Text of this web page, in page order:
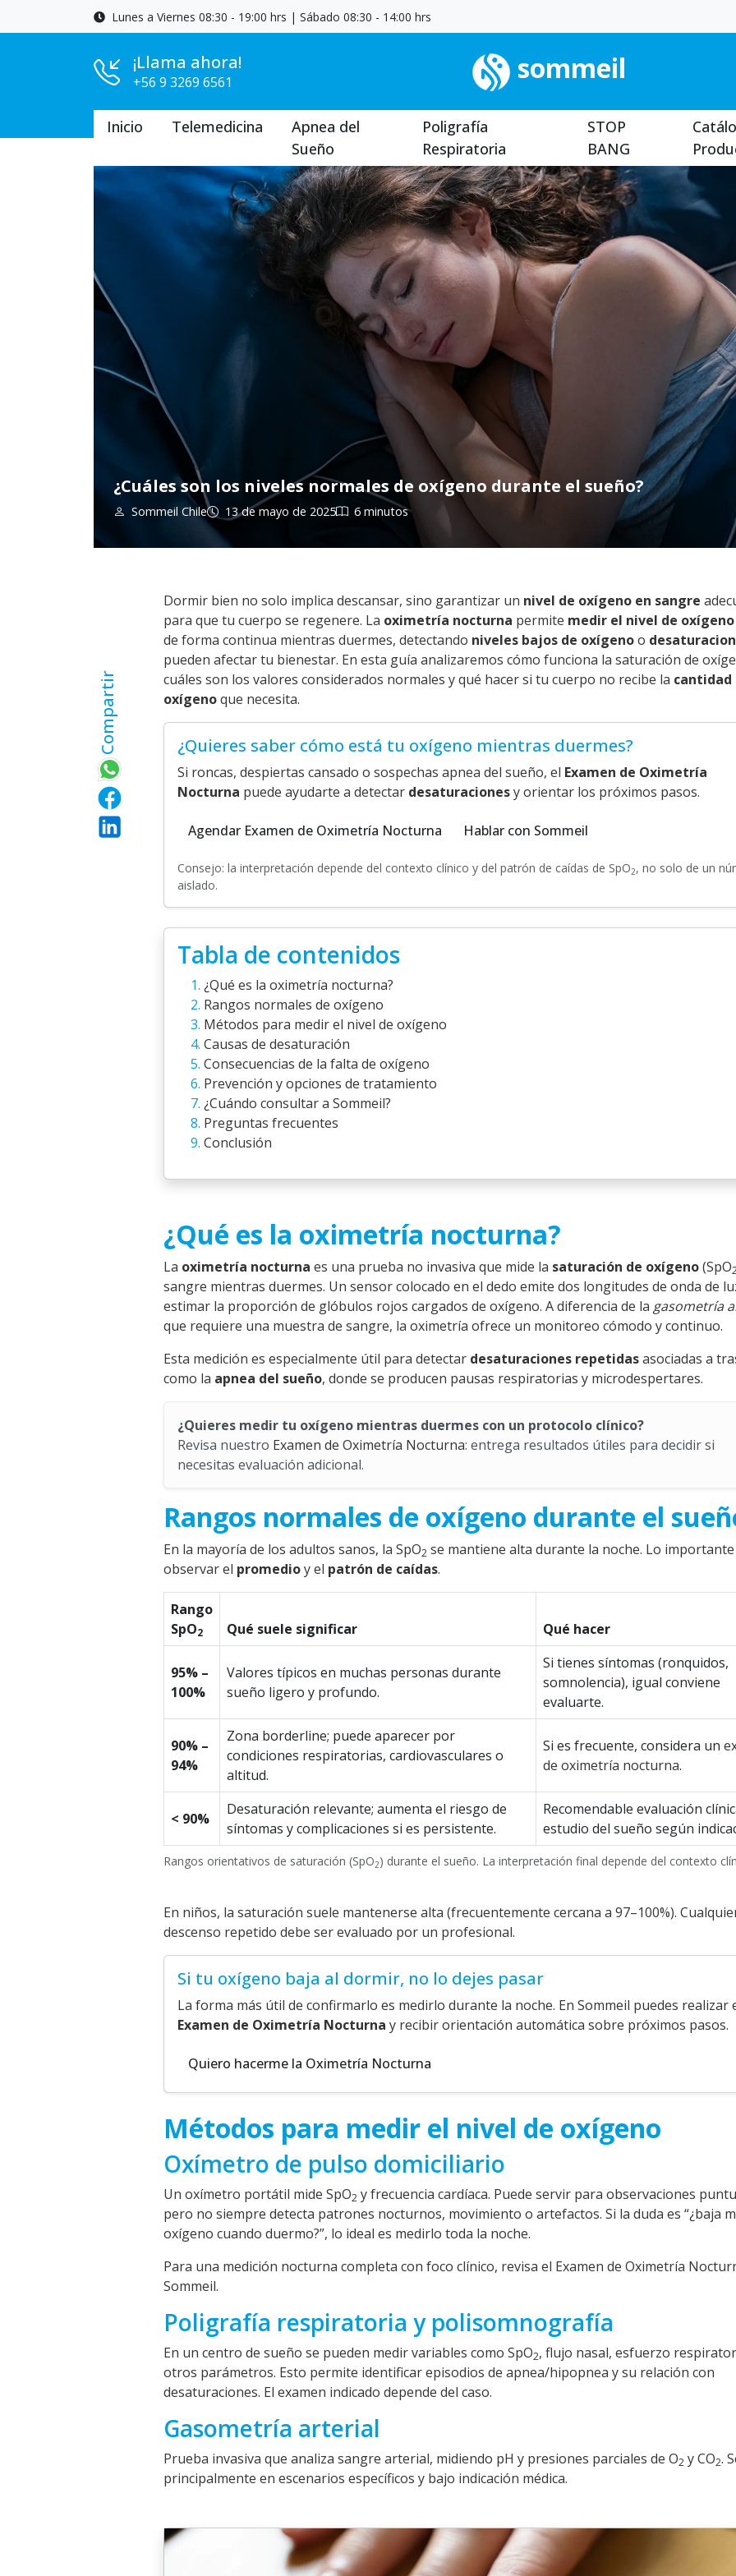
Lunes a Viernes 08:30 - 19:00 hrs | Sábado 08:30 - 14:00 hrs
¡Llama ahora!
+56 9 3269 6561 sommeil
Inicio Telemedicina
Apnea del
Sueño
Poligrafía
Respiratoria
STOP
BANG
¿Cuáles son los niveles normales de oxígeno durante el sueño?
Sommeil Chile 13 de mayo de 2025 6 minutos
Compartir
Dormir bien no solo implica descansar, sino garantizar un nivel de oxígeno en sangre
para que tu cuerpo se regenere. La oximetría nocturna permite medir el nivel de oxígeno
de forma continua mientras duermes, detectando niveles bajos de oxígenoo
pueden afectar tu bienestar. En esta guía analizaremos cómo funciona la saturación de
cuáles son los valores considerados normales y qué hacer si tu cuerpo no recibe la cantidad
oxígenoque necesita.
¿Quieres saber cómo está tu oxígeno mientras duermes?
Si roncas, despiertas cansado o sospechas apnea del sueño, el Examen de Oximetría
Nocturna puede ayudarte a detectar desaturacionesy orientar los próximos pasos.
Agendar Examen de Oximetría Nocturna Hablar con Sommeil
Consejo: la interpretación depende del contexto clínico y del patrón de caídas de SpO2, no solo de un
aislado.
Tabla de contenidos
¿Qué es la oximetría nocturna?
Rangos normales de oxígeno
Métodos para medir el nivel de oxígeno
Causas de desaturación
Consecuencias de la falta de oxígeno
Prevención y opciones de tratamiento
¿Cuándo consultar a Sommeil?
Preguntas frecuentes
Conclusión
¿Qué es la oximetría nocturna?
La oximetría nocturna es una prueba no invasiva que mide la saturación de oxígeno(SpO
sangre mientras duermes. Un sensor colocado en el dedo emite dos longitudes de onda de
estimar la proporción de glóbulos rojos cargados de oxígeno. A diferencia de la gasometría
que requiere una muestra de sangre, la oximetría ofrece un monitoreo cómodo y continuo.
Esta medición es especialmente útil para detectar desaturaciones repetidasasociadas a
como la apnea del sueño, donde se producen pausas respiratorias y microdespertares.
¿Quieres medir tu oxígeno mientras duermes con un protocolo clínico?
Revisa nuestro Examen de Oximetría Nocturna: entrega resultados útiles para decidir si
necesitas evaluación adicional.
Rangos normales de oxígeno durante el
En la mayoría de los adultos sanos, la SpO2 se mantiene alta durante la noche. Lo importante
observar el promedioy el patrón de caídas.
Rangos orientativos de saturación (SpO2) durante el sueño. La interpretación final depende del contexto
Rango
SpO2 Qué suele significar Qué hacer
95% –
100%
Valores típicos en muchas personas durante
sueño ligero y profundo.
Si tienes síntomas (ronquidos,
somnolencia), igual conviene
evaluarte.
90% –
94%
Zona borderline; puede aparecer por
condiciones respiratorias, cardiovasculares o
altitud.
Si es frecuente, considera un
de oximetría nocturna.
< 90%
Desaturación relevante; aumenta el riesgo de
síntomas y complicaciones si es persistente.
Recomendable evaluación
estudio del sueño según
En niños, la saturación suele mantenerse alta (frecuentemente cercana a 97–100%).
descenso repetido debe ser evaluado por un profesional.
Si tu oxígeno baja al dormir, no lo dejes pasar
La forma más útil de confirmarlo es medirlo durante la noche. En Sommeil puedes realizar
Examen de Oximetría Nocturna y recibir orientación automática sobre próximos pasos.
Quiero hacerme la Oximetría Nocturna
Métodos para medir el nivel de oxígeno
Oxímetro de pulso domiciliario
Un oxímetro portátil mide SpO2 y frecuencia cardíaca. Puede servir para observaciones
pero no siempre detecta patrones nocturnos, movimiento o artefactos. Si la duda es “¿baja
oxígeno cuando duermo?”, lo ideal es medirlo toda la noche.
Para una medición nocturna completa con foco clínico, revisa el Examen de Oximetría
Sommeil.
Poligrafía respiratoria y polisomnografía
En un centro de sueño se pueden medir variables como SpO2, flujo nasal, esfuerzo
otros parámetros. Esto permite identificar episodios de apnea/hipopnea y su relación con
desaturaciones. El examen indicado depende del caso.
Gasometría arterial
Prueba invasiva que analiza sangre arterial, midiendo pH y presiones parciales de O2 y CO2.
principalmente en escenarios específicos y bajo indicación médica.